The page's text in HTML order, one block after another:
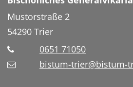
Mustorstraße 2
54290 Trier
0651 71050
bistum-trier@bistum-